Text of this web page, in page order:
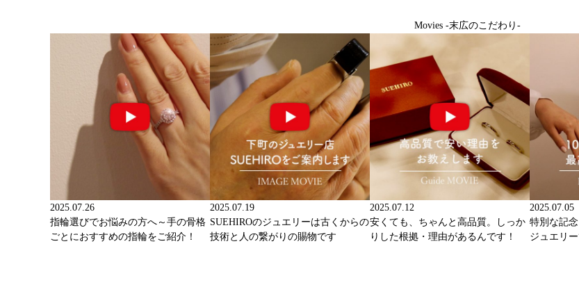
Movies -末広のこだわり-
2025.07.26
指輪選びでお悩みの方へ～手の骨格
ごとにおすすめの指輪をご紹介！
2025.07.19
SUEHIROのジュエリーは古くからの
技術と人の繋がりの賜物です
2025.07.12
安くても、ちゃんと高品質。しっか
りした根拠・理由があるんです！
2025.07.05
特別な記
ジュエリ